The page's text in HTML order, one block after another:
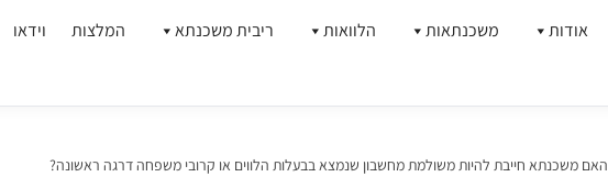
אודות משכנתאות הלוואות ריבית משכנתא המלצות
וידאו
האם משכנתא חייבת להיות משולמת מחשבון שנמצא בבעלות הלווים או קרובי משפחה דרגה ראשונה?